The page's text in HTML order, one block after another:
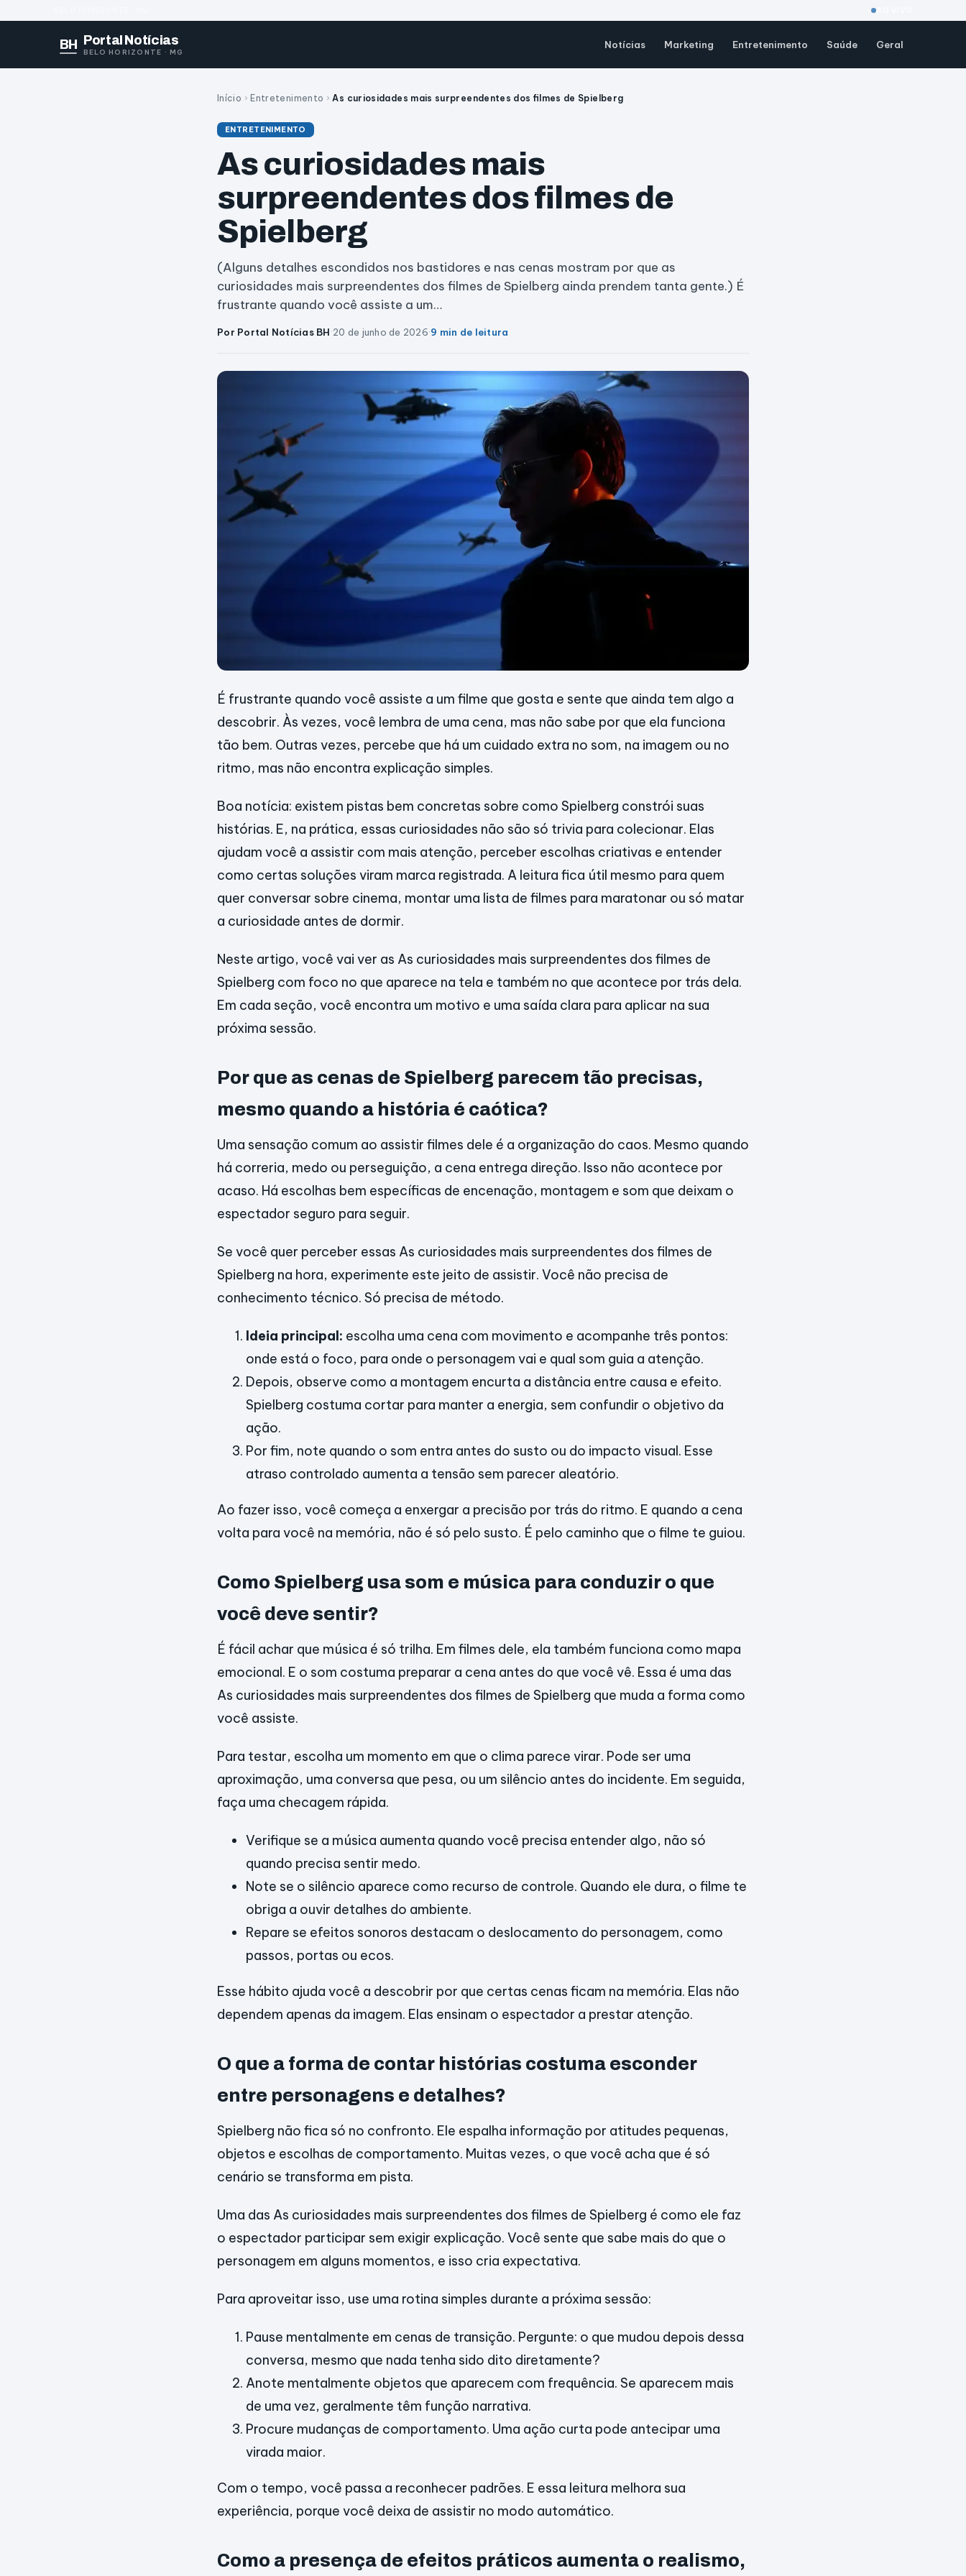
BH Portal Notícias
BELO HORIZONTE · MG
Notícias Marketing Entretenimento Saúde Geral
Início › Entretenimento › As curiosidades mais surpreendentes dos filmes de Spielberg
ENTRETENIMENTO
As curiosidades mais
surpreendentes dos filmes de
Spielberg
(Alguns detalhes escondidos nos bastidores e nas cenas mostram por que as
curiosidades mais surpreendentes dos filmes de Spielberg ainda prendem tanta gente.) É
frustrante quando você assiste a um…
Por Portal Notícias BH·20 de junho de 2026·9 min de leitura
É frustrante quando você assiste a um filme que gosta e sente que ainda tem algo a
descobrir. Às vezes, você lembra de uma cena, mas não sabe por que ela funciona
tão bem. Outras vezes, percebe que há um cuidado extra no som, na imagem ou no
ritmo, mas não encontra explicação simples.
Boa notícia: existem pistas bem concretas sobre como Spielberg constrói suas
histórias. E, na prática, essas curiosidades não são só trivia para colecionar. Elas
ajudam você a assistir com mais atenção, perceber escolhas criativas e entender
como certas soluções viram marca registrada. A leitura fica útil mesmo para quem
quer conversar sobre cinema, montar uma lista de filmes para maratonar ou só matar
a curiosidade antes de dormir.
Neste artigo, você vai ver as As curiosidades mais surpreendentes dos filmes de
Spielberg com foco no que aparece na tela e também no que acontece por trás dela.
Em cada seção, você encontra um motivo e uma saída clara para aplicar na sua
próxima sessão.
Por que as cenas de Spielberg parecem tão precisas,
mesmo quando a história é caótica?
Uma sensação comum ao assistir filmes dele é a organização do caos. Mesmo quando
há correria, medo ou perseguição, a cena entrega direção. Isso não acontece por
acaso. Há escolhas bem específicas de encenação, montagem e som que deixam o
espectador seguro para seguir.
Se você quer perceber essas As curiosidades mais surpreendentes dos filmes de
Spielberg na hora, experimente este jeito de assistir. Você não precisa de
conhecimento técnico. Só precisa de método.
Ideia principal: escolha uma cena com movimento e acompanhe três pontos:
onde está o foco, para onde o personagem vai e qual som guia a atenção.
Depois, observe como a montagem encurta a distância entre causa e efeito.
Spielberg costuma cortar para manter a energia, sem confundir o objetivo da
ação.
Por fim, note quando o som entra antes do susto ou do impacto visual. Esse
atraso controlado aumenta a tensão sem parecer aleatório.
Ao fazer isso, você começa a enxergar a precisão por trás do ritmo. E quando a cena
volta para você na memória, não é só pelo susto. É pelo caminho que o filme te guiou.
Como Spielberg usa som e música para conduzir o que
você deve sentir?
É fácil achar que música é só trilha. Em filmes dele, ela também funciona como mapa
emocional. E o som costuma preparar a cena antes do que você vê. Essa é uma das
As curiosidades mais surpreendentes dos filmes de Spielberg que muda a forma como
você assiste.
Para testar, escolha um momento em que o clima parece virar. Pode ser uma
aproximação, uma conversa que pesa, ou um silêncio antes do incidente. Em seguida,
faça uma checagem rápida.
Verifique se a música aumenta quando você precisa entender algo, não só
quando precisa sentir medo.
Note se o silêncio aparece como recurso de controle. Quando ele dura, o filme te
obriga a ouvir detalhes do ambiente.
Repare se efeitos sonoros destacam o deslocamento do personagem, como
passos, portas ou ecos.
Esse hábito ajuda você a descobrir por que certas cenas ficam na memória. Elas não
dependem apenas da imagem. Elas ensinam o espectador a prestar atenção.
O que a forma de contar histórias costuma esconder
entre personagens e detalhes?
Spielberg não fica só no confronto. Ele espalha informação por atitudes pequenas,
objetos e escolhas de comportamento. Muitas vezes, o que você acha que é só
cenário se transforma em pista.
Uma das As curiosidades mais surpreendentes dos filmes de Spielberg é como ele faz
o espectador participar sem exigir explicação. Você sente que sabe mais do que o
personagem em alguns momentos, e isso cria expectativa.
Para aproveitar isso, use uma rotina simples durante a próxima sessão:
Pause mentalmente em cenas de transição. Pergunte: o que mudou depois dessa
conversa, mesmo que nada tenha sido dito diretamente?
Anote mentalmente objetos que aparecem com frequência. Se aparecem mais
de uma vez, geralmente têm função narrativa.
Procure mudanças de comportamento. Uma ação curta pode antecipar uma
virada maior.
Com o tempo, você passa a reconhecer padrões. E essa leitura melhora sua
experiência, porque você deixa de assistir no modo automático.
Como a presença de efeitos práticos aumenta o realismo,